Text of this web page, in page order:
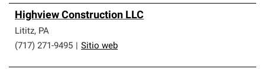
Highview Construction LLC
Lititz, PA
(717) 271-9495
Sitio web